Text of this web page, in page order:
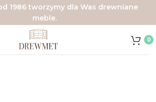
0
1986 tworzymy dla Was drewniane
meble.